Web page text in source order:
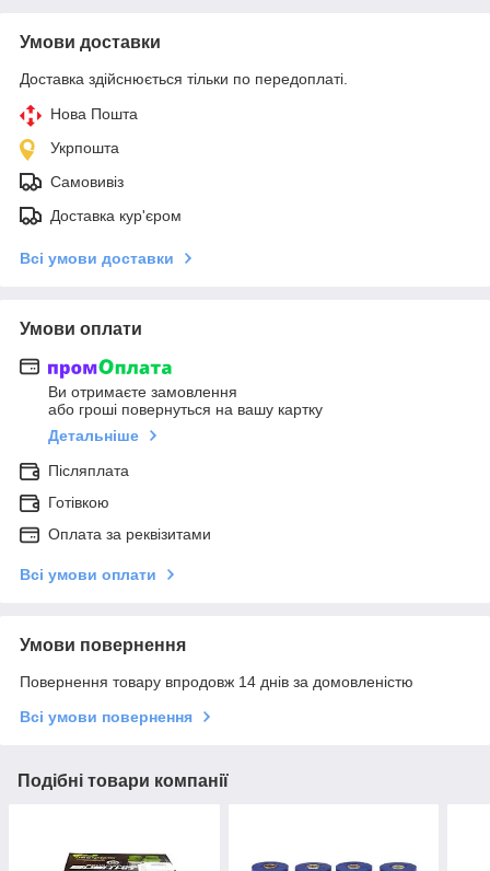
Умови доставки
Доставка здійснюється тільки по передоплаті.
Нова Пошта
Укрпошта
Самовивіз
Доставка кур'єром
Всі умови доставки
Умови оплати
Ви отримаєте замовлення
або гроші повернуться на вашу картку
Детальніше
Післяплата
Готівкою
Оплата за реквізитами
Всі умови оплати
Умови повернення
Повернення товару впродовж 14 днів за домовленістю
Всі умови повернення
Подібні товари компанії